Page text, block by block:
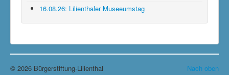
16.08.26: Lilienthaler Museeumstag
Nach oben
© 2026 Bürgerstiftung-Lilienthal